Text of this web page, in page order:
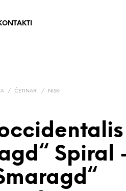
/ ČETINARI /
NISKI
Spiral